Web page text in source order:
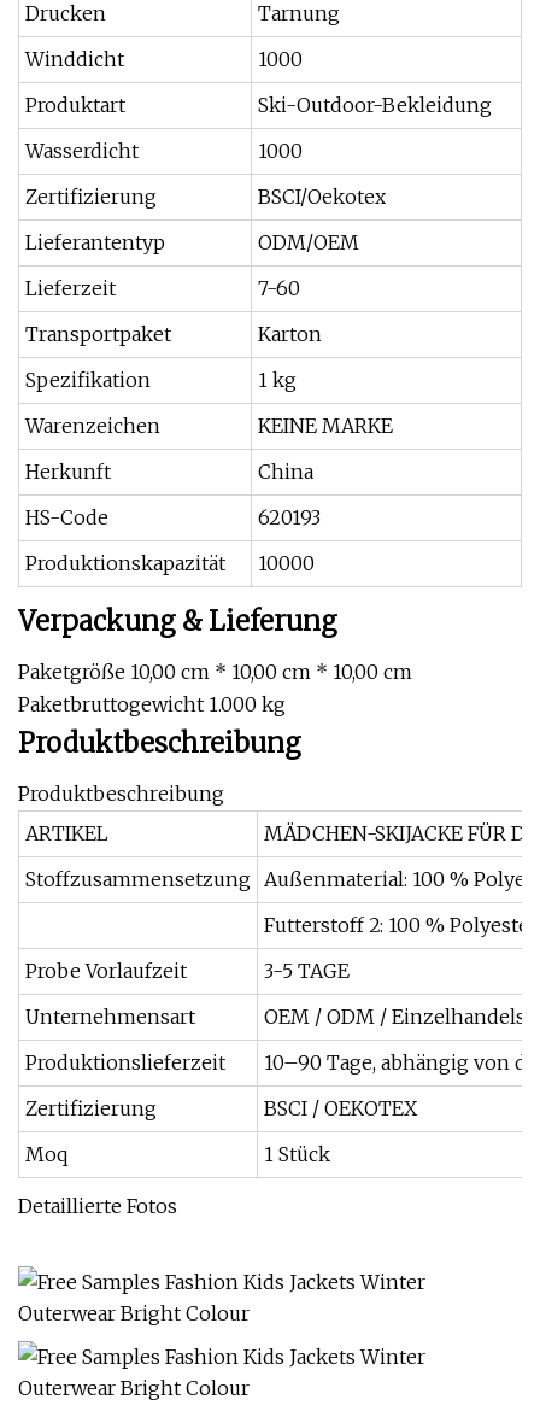
Drucken
Tarnung
Winddicht
1000
Produktart
Ski-Outdoor-Bekleidung
Wasserdicht
1000
Zertifizierung
BSCI/Oekotex
Lieferantentyp
ODM/OEM
Lieferzeit
7-60
Transportpaket
Karton
Spezifikation
1 kg
Warenzeichen
KEINE MARKE
Herkunft
China
HS-Code
620193
Produktionskapazität
10000
Verpackung & Lieferung
Paketgröße 10,00 cm * 10,00 cm * 10,00 cm
Paketbruttogewicht 1.000 kg
Produktbeschreibung
Produktbeschreibung
ARTIKEL
MÄDCHEN-SKIJACKE FÜR
Stoffzusammensetzung Außenmaterial: 100 %
Futterstoff 2: 100 %
Probe Vorlaufzeit
3-5 TAGE
Unternehmensart
OEM / ODM /
Produktionslieferzeit
10–90 Tage, abhängig von
Zertifizierung
BSCI / OEKOTEX
Moq
1 Stück
Detaillierte Fotos